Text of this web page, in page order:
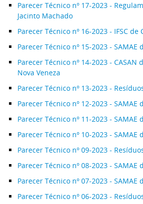
Parecer Técnico nº 17-2023 -
Jacinto Machado
Parecer Técnico nº 16-2023 - IFSC de
Parecer Técnico nº 15-2023 - SAMAE
Parecer Técnico nº 14-2023 - CASAN
Nova Veneza
Parecer Técnico nº 13-2023 -
Parecer Técnico nº 12-2023 - SAMAE
Parecer Técnico nº 11-2023 - SAMAE
Parecer Técnico nº 10-2023 - SAMAE
Parecer Técnico nº 09-2023 -
Parecer Técnico nº 08-2023 - SAMAE
Parecer Técnico nº 07-2023 - SAMAE
Parecer Técnico nº 06-2023 -